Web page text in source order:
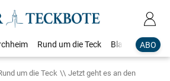
ABO
Rund um die Teck Blaulicht
um die Teck
Jetzt geht es an den